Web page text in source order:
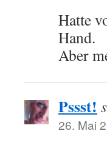
Hatte
Hand.
Aber
Pssst!
26. Mai